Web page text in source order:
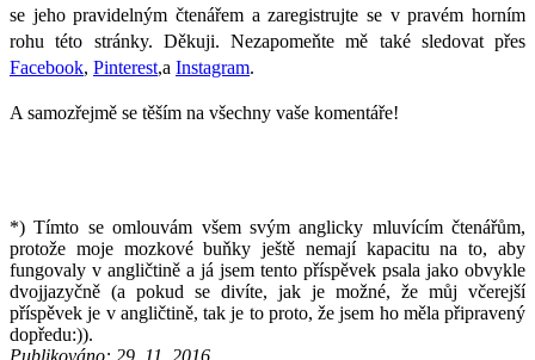
se jeho pravidelným čtenářem a zaregistrujte se v pravém horním
rohu této stránky. Děkuji. Nezapomeňte mě také sledovat přes
Facebook, Pinterest,a Instagram.
A samozřejmě se těším na všechny vaše komentáře!
*) Tímto se omlouvám všem svým anglicky mluvícím čtenářům,
protože moje mozkové buňky ještě nemají kapacitu na to, aby
fungovaly v angličtině a já jsem tento příspěvek psala jako obvykle
dvojjazyčně (a pokud se divíte, jak je možné, že můj včerejší
příspěvek je v angličtině, tak je to proto, že jsem ho měla připravený
dopředu:)).
Publikováno: 29. 11. 2016